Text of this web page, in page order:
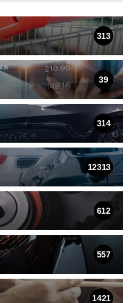
313
39
314
12313
612
557
1421